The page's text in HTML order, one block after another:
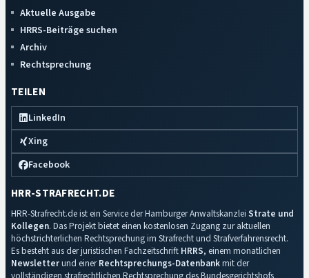
Aktuelle Ausgabe
HRRS-Beiträge suchen
Archiv
Rechtsprechung
TEILEN
LinkedIn
Xing
Facebook
HRR-STRAFRECHT.DE
HRR-Strafrecht.de ist ein Service der Hamburger Anwaltskanzlei Strate und
Kollegen. Das Projekt bietet einen kostenlosen Zugang zur aktuellen
höchstrichterlichen Rechtsprechung im Strafrecht und Strafverfahrensrecht.
Es besteht aus der juristischen Fachzeitschrift HRRS, einem monatlichen
Newsletterund einerRechtsprechungs-Datenbankmit der